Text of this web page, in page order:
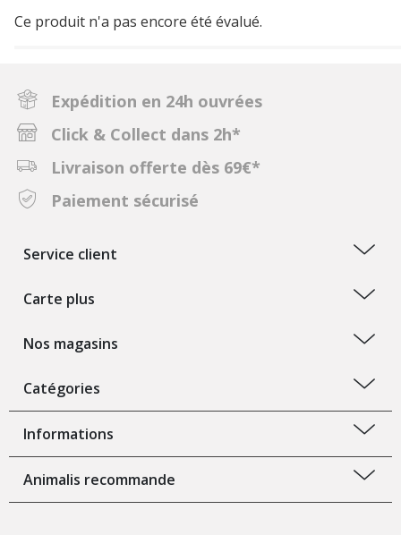
Ce produit n'a pas encore été évalué.
Expédition en 24h ouvrées
Click & Collect dans 2h*
Livraison offerte dès 69€*
Paiement sécurisé
Service client
Carte plus
Nos magasins
Catégories
Informations
Animalis recommande